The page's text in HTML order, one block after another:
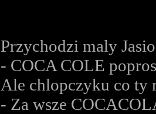
Przychodzi maly
- COCA COLE
Ale chlopczyku co ty
- Za wsze